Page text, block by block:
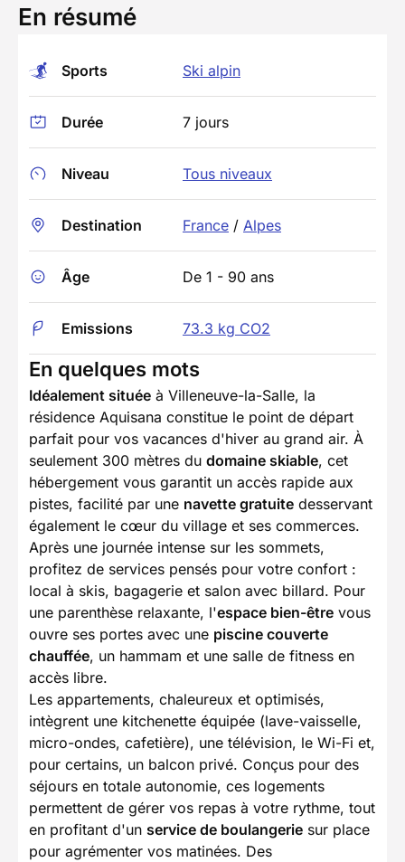
En résumé
Sports Ski alpin
Durée 7 jours
Niveau Tous niveaux
Destination France / Alpes
Âge De 1 - 90 ans
Emissions 73.3 kg CO2
En quelques mots
Idéalement située à Villeneuve-la-Salle, la
résidence Aquisana constitue le point de départ
parfait pour vos vacances d'hiver au grand air. À
seulement 300 mètres du domaine skiable, cet
hébergement vous garantit un accès rapide aux
pistes, facilité par une navette gratuite desservant
également le cœur du village et ses commerces.
Après une journée intense sur les sommets,
profitez de services pensés pour votre confort :
local à skis, bagagerie et salon avec billard. Pour
une parenthèse relaxante, l'espace bien-être vous
ouvre ses portes avec une piscine couverte
chauffée, un hammam et une salle de fitness en
accès libre.
Les appartements, chaleureux et optimisés,
intègrent une kitchenette équipée (lave-vaisselle,
micro-ondes, cafetière), une télévision, le Wi-Fi et,
pour certains, un balcon privé. Conçus pour des
séjours en totale autonomie, ces logements
permettent de gérer vos repas à votre rythme, tout
en profitant d'un service de boulangerie sur place
pour agrémenter vos matinées. Des